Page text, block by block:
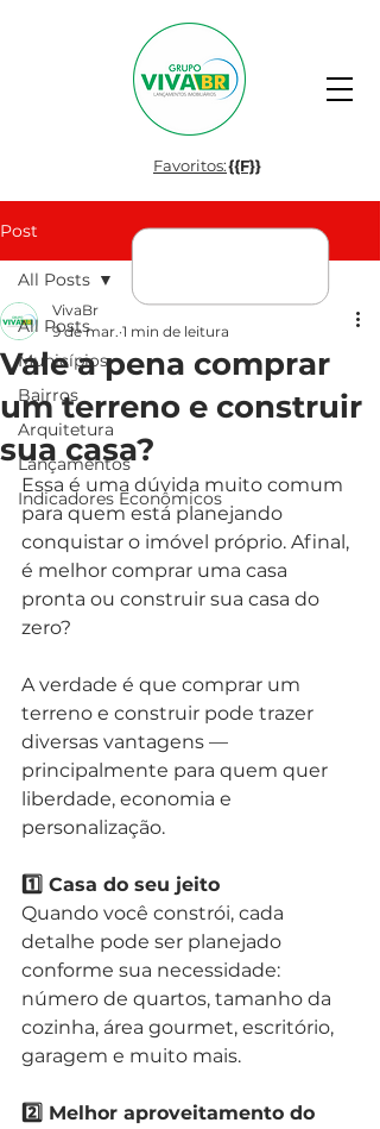
Favoritos:{{F}}
Post
All Posts
Municípios
Bairros
Arquitetura
Lançamentos
Indicadores Econômicos
All Posts
Vale a pena comprar
um terreno e construir
sua casa?
VivaBr
9 de mar. 1 min de leitura
Essa é uma dúvida muito comum
para quem está planejando
conquistar o imóvel próprio. Afinal,
é melhor comprar uma casa
pronta ou construir sua casa do
zero?
A verdade é que comprar um
terreno e construir pode trazer
diversas vantagens —
principalmente para quem quer
liberdade, economia e
personalização.
1️⃣ Casa do seu jeito
Quando você constrói, cada
detalhe pode ser planejado
conforme sua necessidade:
número de quartos, tamanho da
cozinha, área gourmet, escritório,
garagem e muito mais.
2️⃣ Melhor aproveitamento do